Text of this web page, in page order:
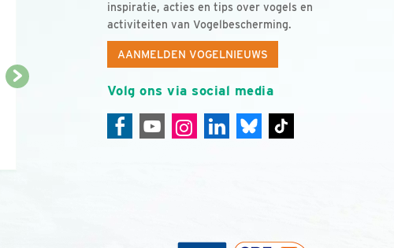
inspiratie, acties en tips over vogels en
activiteiten van Vogelbescherming.
AANMELDEN VOGELNIEUWS
Volg ons via social media